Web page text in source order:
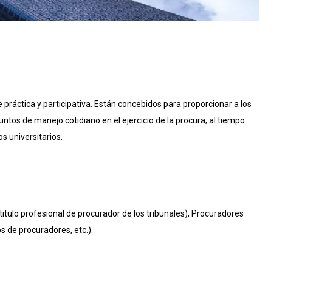
y participativa. Están concebidos para proporcionar a los
de manejo cotidiano en el ejercicio de la procura; al tiempo
universitarios.
profesional de procurador de los tribunales), Procuradores
de procuradores, etc.).